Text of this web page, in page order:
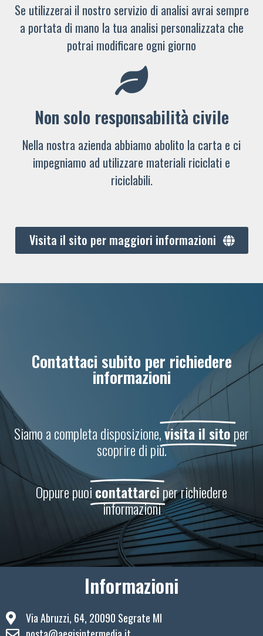
Se utilizzerai il nostro servizio di analisi avrai sempre
a portata di mano la tua analisi personalizzata che
potrai modificare ogni giorno
Non solo responsabilità civile
Nella nostra azienda abbiamo abolito la carta e ci
impegniamo ad utilizzare materiali riciclati e
riciclabili.
Visita il sito per maggiori informazioni
Contattaci subito per richiedere
informazioni
Siamo a completa disposizione,visita il sitoper
scoprire di più.
Oppure puoicontattarciper richiedere
informazioni
Informazioni
Via Abruzzi, 64, 20090 Segrate MI